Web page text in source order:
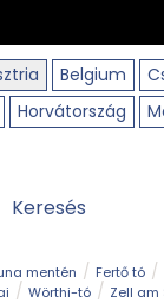
Belgium
Horvátország
Keresés
mentén Fertő tó
Wörthi-tó Zell am